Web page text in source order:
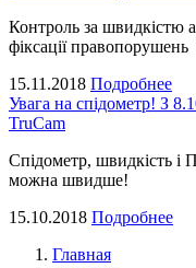
Контроль за швидкістю
фіксації
15.11.2018 Подробнее
Увага на спідометр! З
TruCam
Спідометр, швидкість і
можна швидше!
15.10.2018 Подробнее
Главная